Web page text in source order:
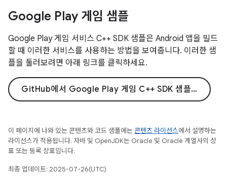
Google Play 게임 샘플
Google Play 게임 서비스 C++ SDK 샘플은 Android 앱을 빌드
할 때 이러한 서비스를 사용하는 방법을 보여줍니다. 이러한 샘
플을 둘러보려면 아래 링크를 클릭하세요.
GitHub에서 Google Play 게임 C++ SDK 샘플 찾아보기
이 페이지에 나와 있는 콘텐츠와 코드 샘플에는 콘텐츠 라이선스에서 설명하는
라이선스가 적용됩니다. 자바 및 OpenJDK는 Oracle 및 Oracle 계열사의 상
표 또는 등록 상표입니다.
최종 업데이트: 2025-07-26(UTC)